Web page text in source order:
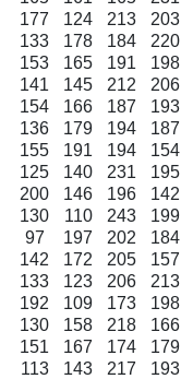
177 124 213 203
133 178 184 220
153 165 191 198
141 145 212 206
154 166 187 193
136 179 194 187
155 191 194 154
125 140 231 195
200 146 196 142
130 110 243 199
97 197 202 184
142 172 205 157
133 123 206 213
192 109 173 198
130 158 218 166
151 167 174 179
113 143 217 193